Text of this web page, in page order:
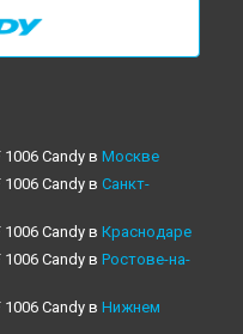
Candy в Москве
Candy в Санкт-
Candy в Краснодаре
Candy в Ростове-на-
Candy в Нижнем